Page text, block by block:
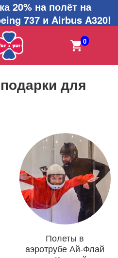
на полёт на
737 и Airbus A320!
0
для
Полеты в
аэротрубе Ай-Флай